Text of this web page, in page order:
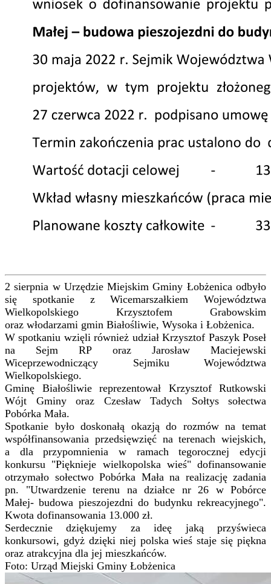
2 sierpnia w Urzędzie Miejskim Gminy Łobżenica odbyło
się spotkanie z Wicemarszałkiem Województwa
Wielkopolskiego Krzysztofem Grabowskim
oraz włodarzami gmin Białośliwie, Wysoka i Łobżenica.
W spotkaniu wzięli również udział Krzysztof Paszyk Poseł
na Sejm RP oraz Jarosław Maciejewski
Wiceprzewodniczący Sejmiku Województwa
Wielkopolskiego.
Gminę Białośliwie reprezentował Krzysztof Rutkowski
Wójt Gminy oraz Czesław Tadych Sołtys sołectwa
Pobórka Mała.
Spotkanie było doskonałą okazją do rozmów na temat
współfinansowania przedsięwzięć na terenach wiejskich,
a dla przypomnienia w ramach tegorocznej edycji
konkursu "Pięknieje wielkopolska wieś" dofinansowanie
otrzymało sołectwo Pobórka Mała na realizację zadania
pn. "Utwardzenie terenu na działce nr 26 w Pobórce
Małej- budowa pieszojezdni do budynku rekreacyjnego".
Kwota dofinansowania 13.000 zł.
Serdecznie dziękujemy za ideę jaką przyświeca
konkursowi, gdyż dzięki niej polska wieś staje się piękna
oraz atrakcyjna dla jej mieszkańców.
Foto: Urząd Miejski Gminy Łobżenica